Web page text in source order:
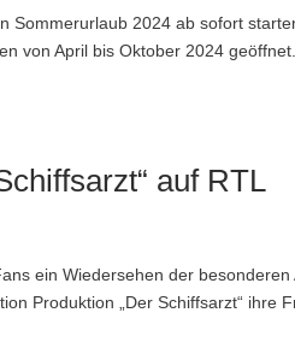
Sommerurlaub 2024 ab sofort
von April bis Oktober 2024
auf RTL
ein Wiedersehen der
Produktion „Der Schiffsarzt“ ihre